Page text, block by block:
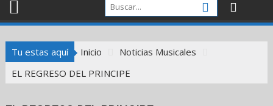
Tu estas aquí Inicio
Noticias Musicales
EL REGRESO DEL PRINCIPE